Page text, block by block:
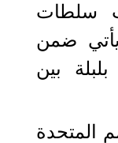
سلطات
يأتي ضمن
بين
المتحدة